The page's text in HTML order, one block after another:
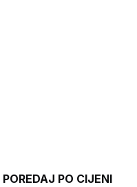
POREDAJ PO CIJENI